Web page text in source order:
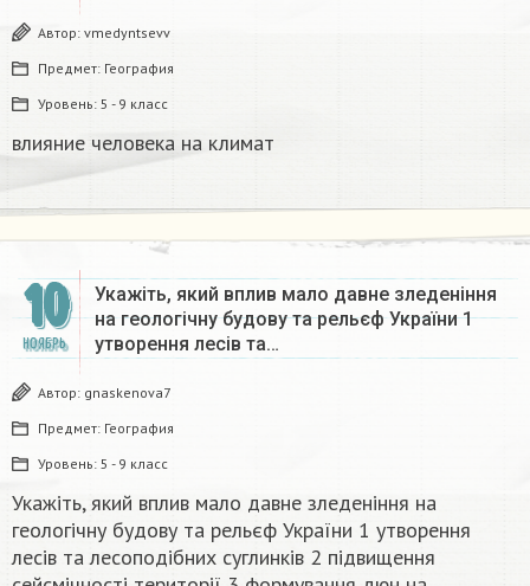
Автор: vmedyntsevv
Предмет: География
Уровень: 5 - 9 класс
влияние человека на климат​
10
НОЯБРЬ
Укажіть, який вплив мало давне зледеніння
на геологічну будову та рельєф України 1
утворення лесів та…
Автор: gnaskenova7
Предмет: География
Уровень: 5 - 9 класс
Укажіть, який вплив мало давне зледеніння на
геологічну будову та рельєф України 1 утворення
лесів та лесоподібних суглинків 2 підвищення